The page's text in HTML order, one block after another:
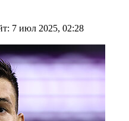
7 июл 2025, 02:28